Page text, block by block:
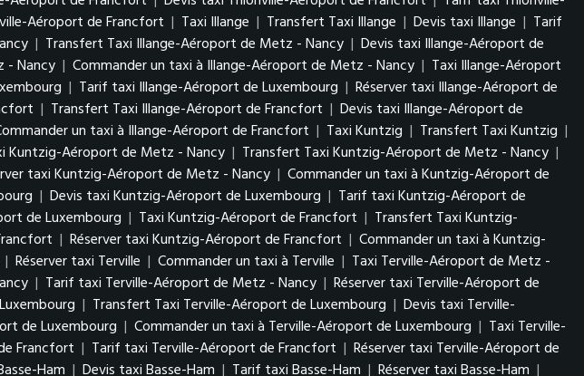
Aéroport de Francfort | Taxi Illange | Transfert Taxi Illange | Devis taxi Illange | Tarif
| Transfert Taxi Illange-Aéroport de Metz - Nancy | Devis taxi Illange-Aéroport de
- Nancy | Commander un taxi à Illange-Aéroport de Metz - Nancy | Taxi Illange-Aéroport
| Tarif taxi Illange-Aéroport de Luxembourg | Réserver taxi Illange-Aéroport de
| Transfert Taxi Illange-Aéroport de Francfort | Devis taxi Illange-Aéroport de
un taxi à Illange-Aéroport de Francfort | Taxi Kuntzig | Transfert Taxi Kuntzig |
Kuntzig-Aéroport de Metz - Nancy | Transfert Taxi Kuntzig-Aéroport de Metz - Nancy |
taxi Kuntzig-Aéroport de Metz - Nancy | Commander un taxi à Kuntzig-Aéroport de
| Devis taxi Kuntzig-Aéroport de Luxembourg | Tarif taxi Kuntzig-Aéroport de
de Luxembourg | Taxi Kuntzig-Aéroport de Francfort | Transfert Taxi Kuntzig-
| Réserver taxi Kuntzig-Aéroport de Francfort | Commander un taxi à Kuntzig-
| Réserver taxi Terville | Commander un taxi à Terville | Taxi Terville-Aéroport de Metz -
| Tarif taxi Terville-Aéroport de Metz - Nancy | Réserver taxi Terville-Aéroport de
| Transfert Taxi Terville-Aéroport de Luxembourg | Devis taxi Terville-
de Luxembourg | Commander un taxi à Terville-Aéroport de Luxembourg | Taxi Terville-
Francfort | Tarif taxi Terville-Aéroport de Francfort | Réserver taxi Terville-Aéroport de
Ham | Devis taxi Basse-Ham | Tarif taxi Basse-Ham | Réserver taxi Basse-Ham |